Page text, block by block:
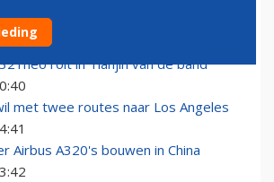
assemblagelijn in China
rolt in Tianjin van de band
met twee routes naar Los Angeles
Airbus A320's bouwen in China